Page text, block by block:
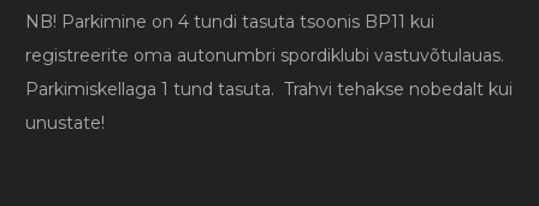
NB! Parkimine on 4 tundi tasuta tsoonis BP11 kui
registreerite oma autonumbri spordiklubi vastuvõtulauas.
Parkimiskellaga 1 tund tasuta. Trahvi tehakse nobedalt kui
unustate!